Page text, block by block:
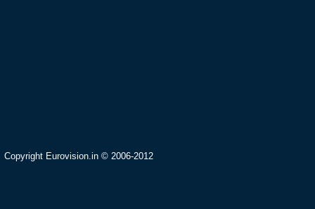
Copyright Eurovision.in © 2006-2012